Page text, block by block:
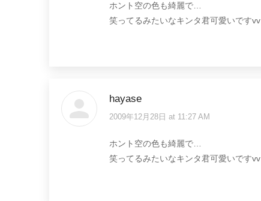
ホント空の色も綺麗で…
笑ってるみたいなキンタ君可愛いですvv
hayase
says:
2009年12月28日 at 11:27 AM
ホント空の色も綺麗で…
笑ってるみたいなキンタ君可愛いですvv